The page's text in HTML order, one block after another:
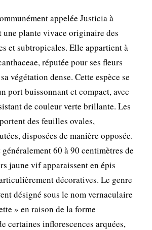
appelée Justicia à
une plante vivace originaire des
et subtropicales. Elle appartient à
réputée pour ses fleurs
végétation dense. Cette espèce se
port buissonnant et compact, avec
de couleur verte brillante. Les
des feuilles ovales,
disposées de manière opposée.
60 à 90 centimètres de
jaune vif apparaissent en épis
décoratives. Le genre
désigné sous le nom vernaculaire
» en raison de la forme
certaines inflorescences arquées,